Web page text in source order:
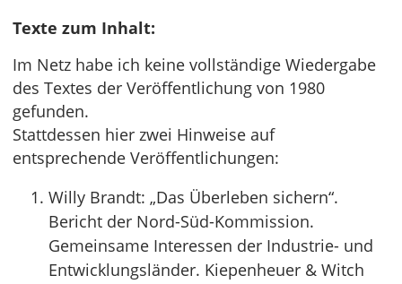
Texte zum Inhalt:
Im Netz habe ich keine vollständige Wiedergabe
des Textes der Veröffentlichung von 1980
gefunden.
Stattdessen hier zwei Hinweise auf
entsprechende Veröffentlichungen:
Willy Brandt: „Das Überleben sichern“.
Bericht der Nord-Süd-Kommission.
Gemeinsame Interessen der Industrie- und
Entwicklungsländer. Kiepenheuer & Witch